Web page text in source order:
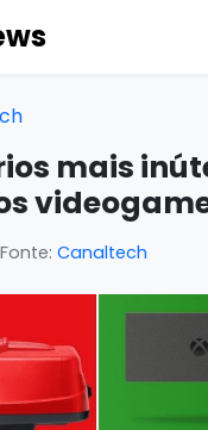
mais
Fonte: Canaltech